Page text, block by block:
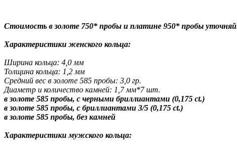
Стоимость в золоте 750* пробы и платине 950* пробы
Характеристики женского кольца:
Ширина кольца: 4,0 мм
Толщина кольца: 1,2 мм
Средний вес в золоте 585 пробы: 3,0 гр.
Диаметр и количество камней: 1,7 мм*7 шт.
в золоте 585 пробы, с черными бриллиантами (0,175 ct.)
в золоте 585 пробы, с бриллиантами 3/5 (0,175 ct.)
в золоте 585 пробы, без камней
Характеристики мужского кольца: